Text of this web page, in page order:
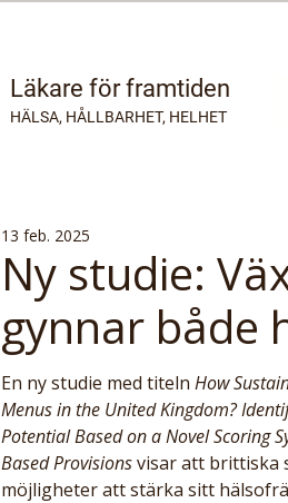
Läkare för framtiden
HÄLSA, HÅLLBARHET, HELHET
Ny studie:
gynnar både
13 feb. 2025
En ny studie med titeln How
Menus in the United Kingdom?
Potential Based on a Novel Scoring
Based Provisions visar att brittiska
möjligheter att stärka sitt